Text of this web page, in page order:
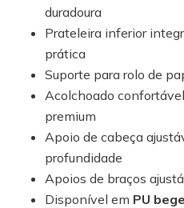
duradoura
Prateleira inferior
prática
Suporte para rolo de
Acolchoado
premium
Apoio de cabeça
profundidade
Apoios de braços
Disponível em PU bege